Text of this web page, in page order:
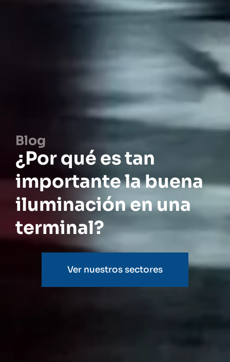
Blog
¿Por qué es tan
importante la buena
iluminación en una
terminal?
Ver nuestros sectores